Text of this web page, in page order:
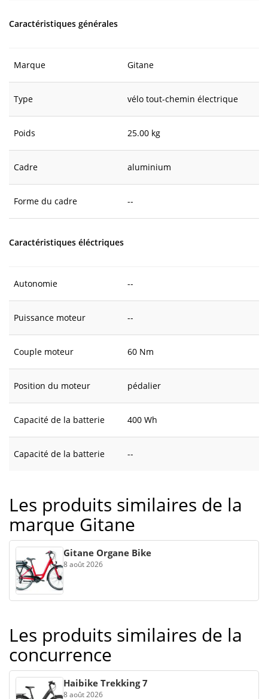
Caractéristiques générales
Marque Gitane
Type vélo tout-chemin électrique
Poids 25.00 kg
Cadre aluminium
Forme du cadre --
Caractéristiques éléctriques
Autonomie --
Puissance moteur --
Couple moteur 60 Nm
Position du moteur pédalier
Capacité de la batterie 400 Wh
Capacité de la batterie --
Les produits similaires de la
marque Gitane
Gitane Organe Bike
8 août 2026
Les produits similaires de la
concurrence
Haibike Trekking 7
8 août 2026